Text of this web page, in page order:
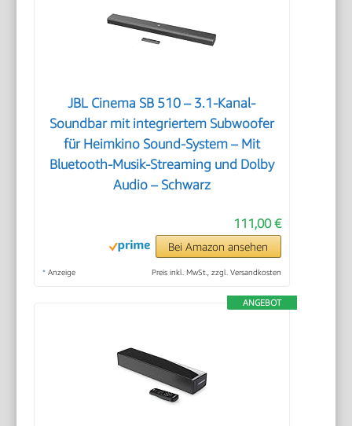
JBL Cinema SB 510 – 3.1-Kanal-
Soundbar mit integriertem Subwoofer
für Heimkino Sound-System – Mit
Bluetooth-Musik-Streaming und Dolby
Audio – Schwarz
111,00 €
Bei Amazon ansehen
* Anzeige Preis inkl. MwSt., zzgl. Versandkosten
ANGEBOT